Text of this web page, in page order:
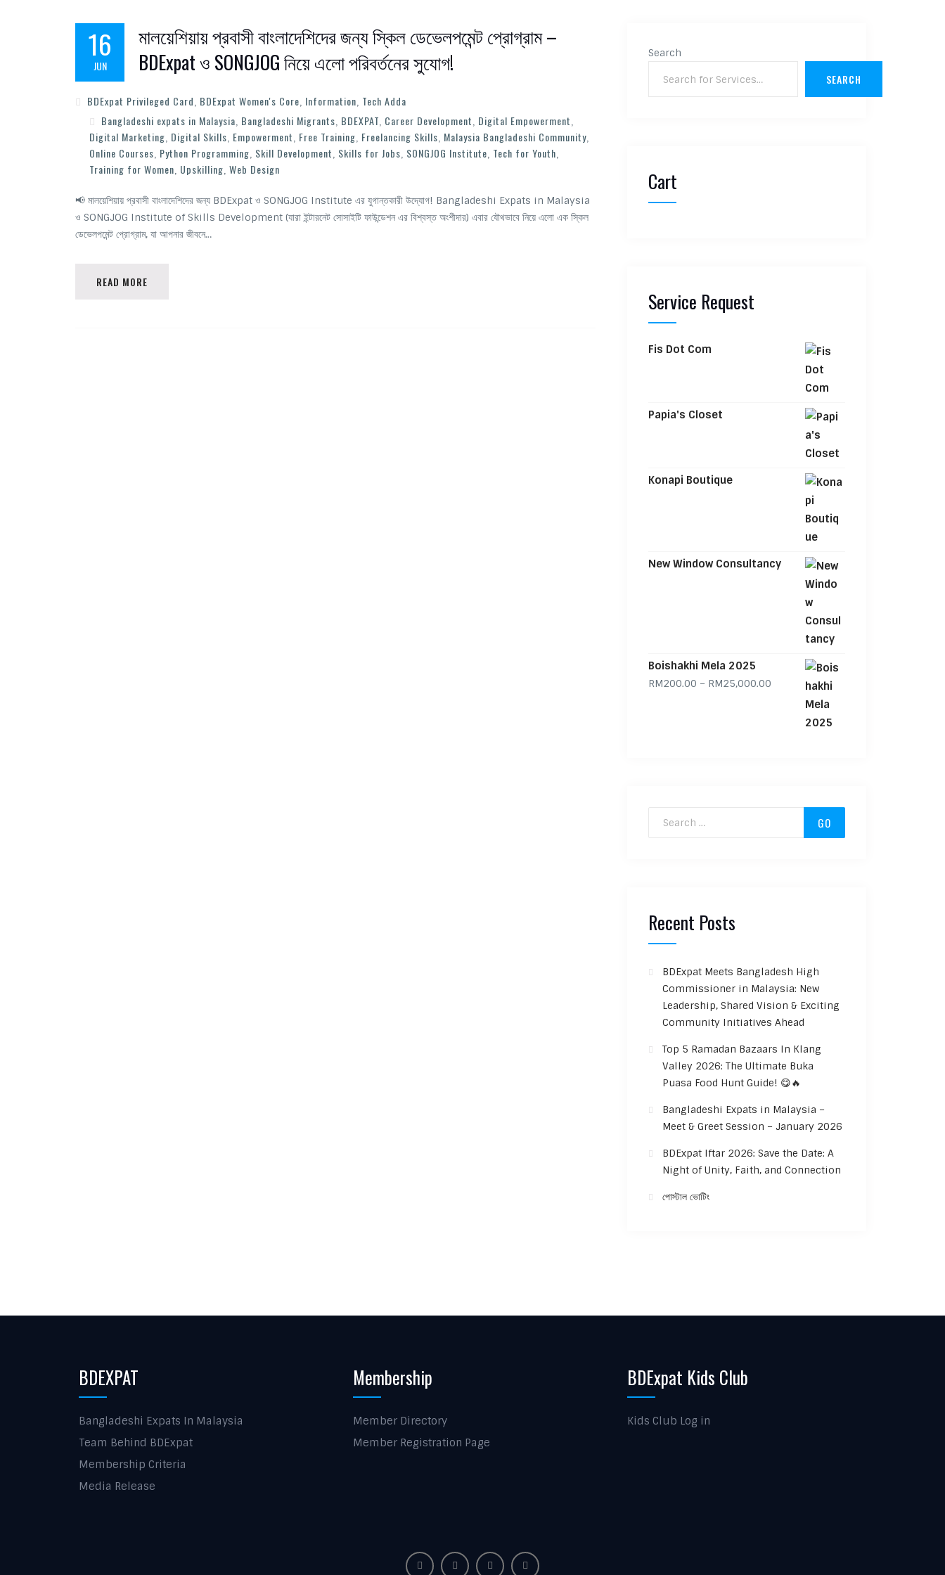
16
JUN
মালয়েশিয়ায় প্রবাসী বাংলাদেশিদের জন্য স্কিল ডেভেলপমেন্ট প্রোগ্রাম –
BDExpat ও SONGJOG নিয়ে এলো পরিবর্তনের সুযোগ!
BDExpat Privileged Card BDExpat Women's Core Information Tech Adda
Bangladeshi expats in Malaysia Bangladeshi Migrants BDEXPAT Career Development Digital Empowerment
Digital Marketing Digital Skills Empowerment Free Training Freelancing Skills Malaysia Bangladeshi Community
Online Courses Python Programming Skill Development Skills for Jobs SONGJOG Institute Tech for Youth
Training for Women Upskilling Web Design
📢 মালয়েশিয়ায় প্রবাসী বাংলাদেশিদের জন্য BDExpat ও SONGJOG Institute এর যুগান্তকারী উদ্যোগ! Bangladeshi Expats in Malaysia
ও SONGJOG Institute of Skills Development (যারা ইন্টারনেট সোসাইটি ফাউন্ডেশন এর বিশ্বস্ত অংশীদার) এবার যৌথভাবে নিয়ে এলো এক স্কিল
ডেভেলপমেন্ট প্রোগ্রাম, যা আপনার জীবনে…
READ MORE
Search
SEARCH
Cart
Service Request
Fis Dot Com
Papia's Closet
Konapi Boutique
New Window Consultancy
Boishakhi Mela 2025
RM200.00 – RM25,000.00 Price range: RM200.00 through
Recent Posts
BDExpat Meets Bangladesh High
Commissioner in Malaysia: New
Leadership, Shared Vision & Exciting
Community Initiatives Ahead
Top 5 Ramadan Bazaars In Klang
Valley 2026: The Ultimate Buka
Puasa Food Hunt Guide! 😋🔥
Bangladeshi Expats in Malaysia –
Meet & Greet Session – January 2026
BDExpat Iftar 2026: Save the Date: A
Night of Unity, Faith, and Connection
পোস্টাল ভোটিং
BDEXPAT
Bangladeshi Expats In Malaysia
Team Behind BDExpat
Membership Criteria
Media Release
Membership
Member Directory
Member Registration Page
BDExpat Kids Club
Kids Club Log in